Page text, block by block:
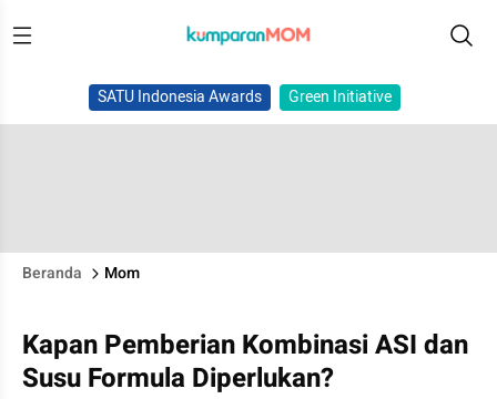
SATU Indonesia Awards Green Initiative
Beranda Mom
Kapan Pemberian Kombinasi ASI dan
Susu Formula Diperlukan?